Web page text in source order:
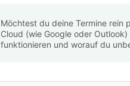
Möchtest du deine Termine rein
Cloud (wie Google oder
funktionieren und worauf du